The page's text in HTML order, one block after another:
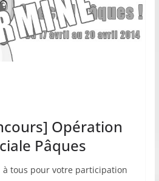
Opération
Pâques
à tous pour votre participation